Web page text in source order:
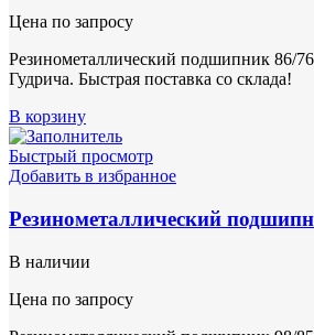
Цена по запросу
Резинометаллический подшипник 86/
Гудрича. Быстрая поставка со склада!
В корзину
Быстрый просмотр
Добавить в избранное
Резинометаллический
В наличии
Цена по запросу